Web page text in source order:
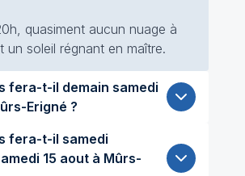
quasiment aucun nuage à
un soleil régnant en maître.
t-il demain samedi
Erigné ?
fera-t-il samedi